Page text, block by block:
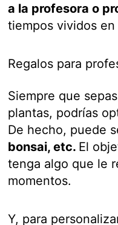
a la profesora o
tiempos vividos
Regalos para
Siempre que
plantas, podrías
De hecho, puede
bonsai, etc. El
tenga algo que le
momentos.
Y, para